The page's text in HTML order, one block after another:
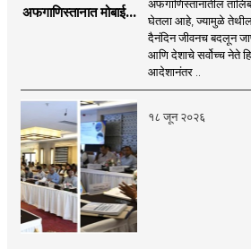
determine a modern role
that is compatible
motionlessness and
journalism for a 'smart'
be the side of the game.
अफगाणिस्तानात मोबाईल
अफगाणिस्तानातील
घेतला आहे, ज्यामुळे तेथील
दैनंदिन जीवनच बदलून
आणि देशाचे सर्वोच्च नेते
आदेशानंतर ..
१८ जून २०२६